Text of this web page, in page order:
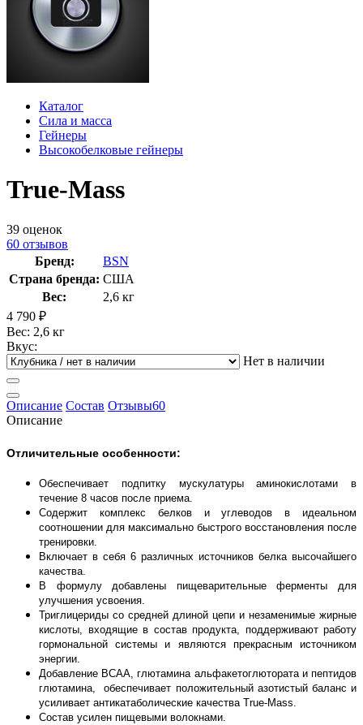
Каталог
Сила и масса
Гейнеры
Высокобелковые гейнеры
True-Mass
39 оценок
60 отзывов
Бренд:
BSN
Страна бренда: США
Вес:
2,6 кг
4 790 ₽
Вес: 2,6 кг
Вкус:
Нет в наличии
Описание Состав Отзывы60
Описание
Отличительные особенности:
Обеспечивает подпитку мускулатуры аминокислотами в
течение 8 часов после приема.
Содержит комплекс белков и углеводов в идеальном
соотношении для максимально быстрого восстановления после
тренировки.
Включает в себя 6 различных источников белка высочайшего
качества.
В формулу добавлены пищеварительные ферменты для
улучшения усвоения.
Триглицериды со средней длиной цепи и незаменимые жирные
кислоты, входящие в состав продукта, поддерживают работу
гормональной системы и являются прекрасным источником
энергии.
Добавление ВСАА, глютамина альфакетоглютората и пептидов
глютамина, обеспечивает положительный азотистый баланс и
усиливает антикатаболические качества True-Mass.
Состав усилен пищевыми волокнами.